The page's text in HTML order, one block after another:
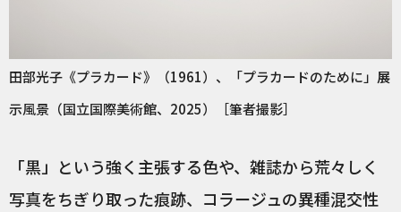
田部光子《プラカード》（1961）、「プラカードのために」展
示風景（国立国際美術館、2025）［筆者撮影］
「黒」という強く主張する色や、雑誌から荒々しく
写真をちぎり取った痕跡、コラージュの異種混交性